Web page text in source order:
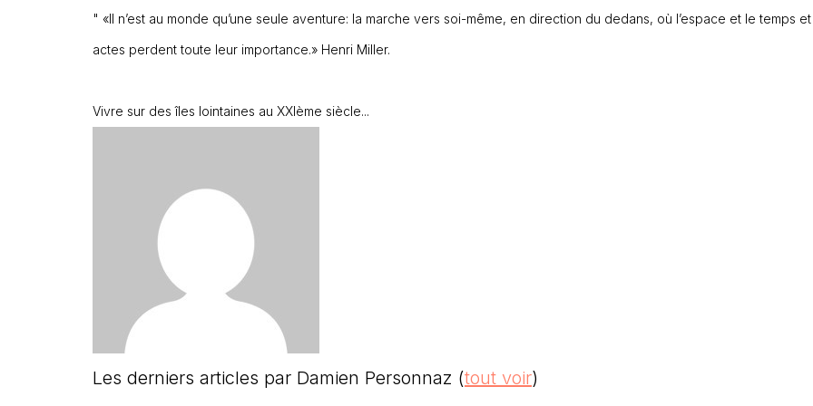
" «Il n’est au monde qu’une seule aventure: la marche vers soi-même, en direction du dedans, où l’espace et le temps
actes perdent toute leur importance.» Henri Miller.
Vivre sur des îles lointaines au XXIème siècle...
Les derniers articles par Damien Personnaz (tout voir)